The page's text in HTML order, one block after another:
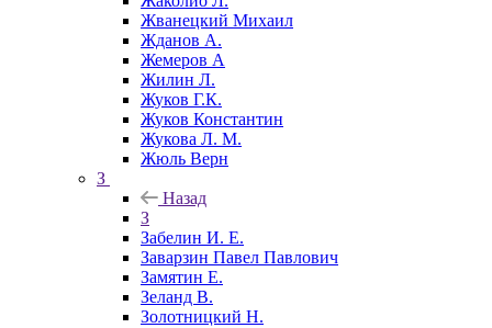
Жванецкий Михаил
Жданов А.
Жемеров А
Жилин Л.
Жуков Г.К.
Жуков Константин
Жукова Л. М.
Жюль Верн
З
Назад
З
Забелин И. Е.
Заварзин Павел Павлович
Замятин Е.
Зеланд В.
Золотницкий Н.